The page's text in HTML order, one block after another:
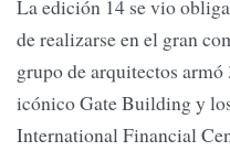
La edición 14 se vio
de realizarse en el gran
grupo de arquitectos armó
icónico Gate Building y
International Financial